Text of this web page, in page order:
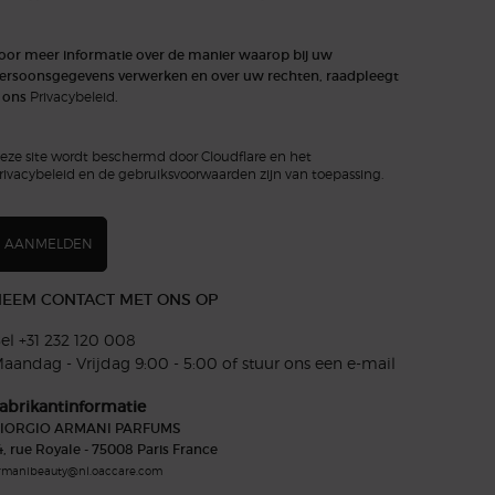
meer informatie over de manier waarop bij uw
verwerken en over uw rechten, raadpleegt
ons Privacybeleid.
site wordt beschermd door Cloudflare en het
en de gebruiksvoorwaarden zijn van toepassing.
AANMELDEN
CONTACT MET ONS OP
+31 232 120 008​
- Vrijdag 9:00 - 5:00 of stuur ons een e-mail
ARMANI PARFUMS
rue Royale - 75008 Paris France